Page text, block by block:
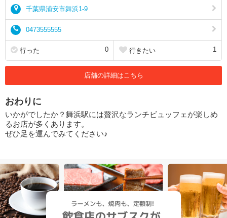
千葉県浦安市舞浜1-9
0473555555
行った 0 行きたい 1
店舗の詳細はこちら
おわりに
いかがでしたか？舞浜駅には贅沢なランチビュッフェが楽しめ
るお店が多くあります。
ぜひ足を運んでみてください♪